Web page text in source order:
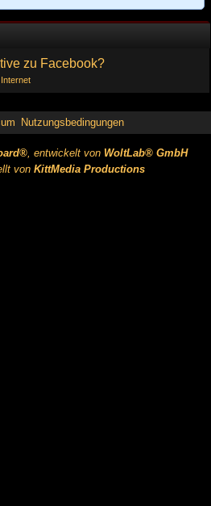
zu Facebook?
Internet
Nutzungsbedingungen
, entwickelt von WoltLab® GmbH
von KittMedia Productions